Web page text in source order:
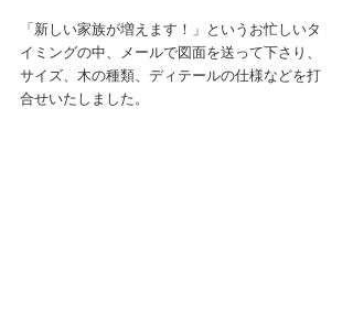
「新しい家族が増えます！」というお忙しいタ
イミングの中、メールで図面を送って下さり、
サイズ、木の種類、ディテールの仕様などを打
合せいたしました。